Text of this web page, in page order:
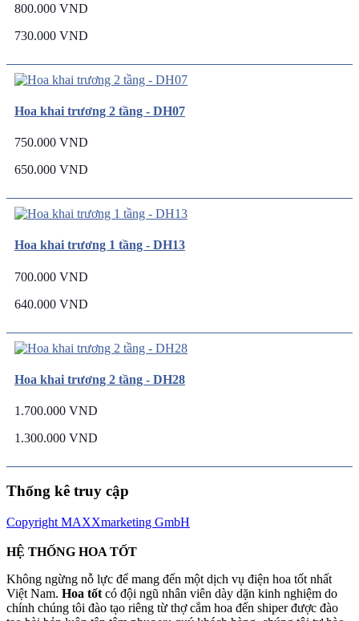
800.000 VND
730.000 VND
Hoa khai trương 2 tầng - DH07
750.000 VND
650.000 VND
Hoa khai trương 1 tầng - DH13
700.000 VND
640.000 VND
Hoa khai trương 2 tầng - DH28
1.700.000 VND
1.300.000 VND
Thống kê truy cập
Copyright MAXXmarketing GmbH
HỆ THỐNG HOA TỐT
Không ngừng nỗ lực để mang đến một dịch vụ điện hoa tốt nhất
Việt Nam. Hoa tốt có đội ngũ nhân viên dày dặn kinh nghiệm do
chính chúng tôi đào tạo riêng từ thợ cắm hoa đến shiper được đào